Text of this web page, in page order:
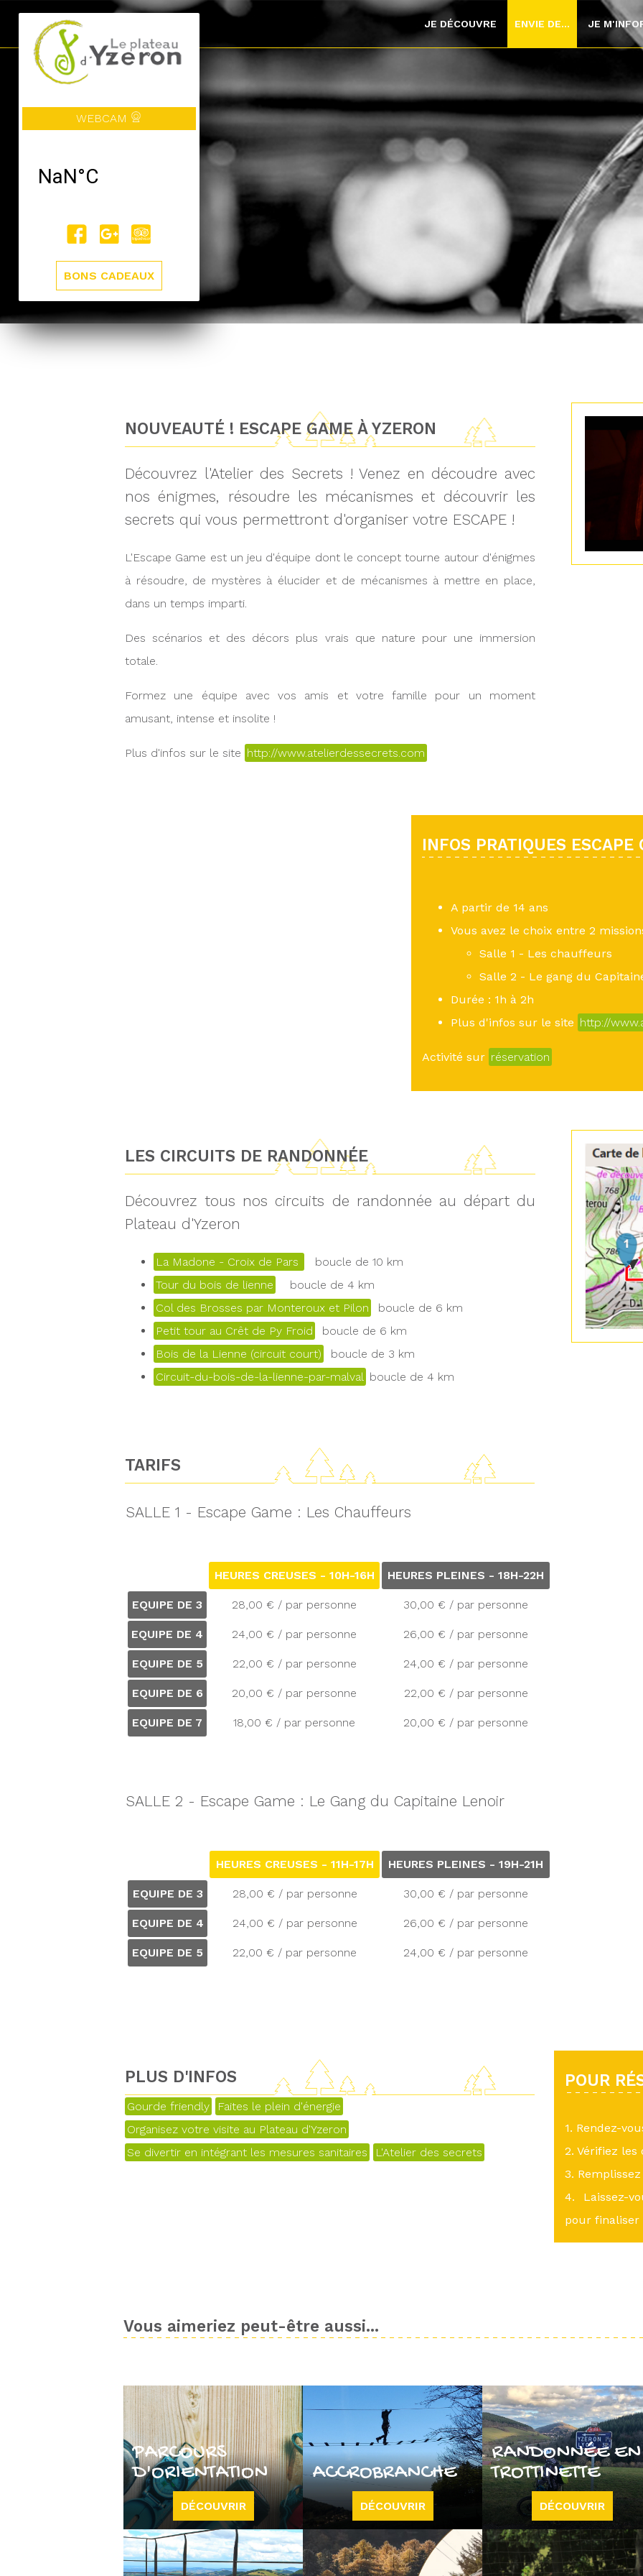
WEBCAM
BONS CADEAUX
JE DÉCOUVRE ENVIE DE... JE
NOUVEAUTÉ ! ESCAPE GAME À YZERON
Découvrez l'Atelier des Secrets ! Venez en découdre avec
nos énigmes, résoudre les mécanismes et découvrir les
secrets qui vous permettront d'organiser votre ESCAPE !
L'Escape Game est un jeu d'équipe dont le concept tourne autour d'énigmes
à résoudre, de mystères à élucider et de mécanismes à mettre en place,
dans un temps imparti.
Des scénarios et des décors plus vrais que nature pour une immersion
totale.
Formez une équipe avec vos amis et votre famille pour un moment
amusant, intense et insolite !
Plus d'infos sur le site http://www.atelierdessecrets.com
INFOS PRATIQUES ESCAPE
A partir de 14 ans
Vous avez le choix entre 2
Salle 1 - Les chauffeurs
Salle 2 - Le gang du
Durée : 1h à 2h
Plus d'infos sur le site http://
Activité sur réservation
LES CIRCUITS DE RANDONNÉE
Découvrez tous nos circuits de randonnée au départ du
Plateau d'Yzeron
La Madone - Croix de Pars
boucle de 10 km
Tour du bois de lienne
boucle de 4 km
Col des Brosses par Monteroux et Pilon
boucle de 6 km
Petit tour au Crêt de Py Froid
boucle de 6 km
Bois de la Lienne (circuit court)
boucle de 3 km
Circuit-du-bois-de-la-lienne-par-malval boucle de 4 km
TARIFS
SALLE 1 - Escape Game : Les Chauffeurs
HEURES CREUSES - 10H-16H HEURES PLEINES - 18H-22H
EQUIPE DE 3 28,00 € / par personne 30,00 € / par personne
EQUIPE DE 4 24,00 € / par personne 26,00 € / par personne
EQUIPE DE 5 22,00 € / par personne 24,00 € / par personne
EQUIPE DE 6 20,00 € / par personne 22,00 € / par personne
EQUIPE DE 7 18,00 € / par personne 20,00 € / par personne
SALLE 2 - Escape Game : Le Gang du Capitaine Lenoir
HEURES CREUSES - 11H-17H HEURES PLEINES - 19H-21H
EQUIPE DE 3 28,00 € / par personne 30,00 € / par personne
EQUIPE DE 4 24,00 € / par personne 26,00 € / par personne
EQUIPE DE 5 22,00 € / par personne 24,00 € / par personne
PLUS D'INFOS
Gourde friendly
Faites le plein d'énergie
Organisez votre visite au Plateau d'Yzeron
Se divertir en intégrant les mesures sanitaires
L'Atelier des secrets
POUR
1. Rendez-
2. Vérifiez
3.
4. Laissez-
pour finaliser
Vous aimeriez peut-être aussi...
PARCOURS
D'ORIENTATION
DÉCOUVRIR
ACCROBRANCHE
DÉCOUVRIR
RANDONNÉE EN
TROTTINETTE
DÉCOUVRIR